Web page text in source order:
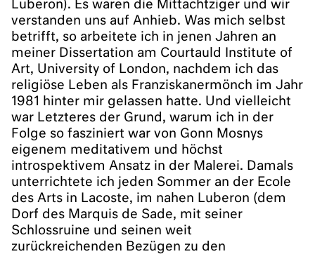
Luberon). Es waren die Mittachtziger und wir
verstanden uns auf Anhieb. Was mich selbst
betrifft, so arbeitete ich in jenen Jahren an
meiner Dissertation am Courtauld Institute of
Art, University of London, nachdem ich das
religiöse Leben als Franziskanermönch im Jahr
1981 hinter mir gelassen hatte. Und vielleicht
war Letzteres der Grund, warum ich in der
Folge so fasziniert war von Gonn Mosnys
eigenem meditativem und höchst
introspektivem Ansatz in der Malerei. Damals
unterrichtete ich jeden Sommer an der Ecole
des Arts in Lacoste, im nahen Luberon (dem
Dorf des Marquis de Sade, mit seiner
Schlossruine und seinen weit
zurückreichenden Bezügen zu den